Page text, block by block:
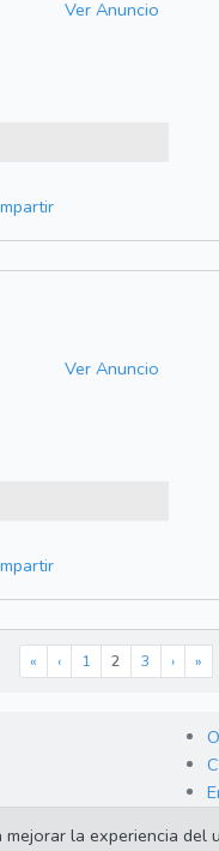
Ver Anuncio
Ver Anuncio
« ‹ 1 2 3 › »
la experiencia